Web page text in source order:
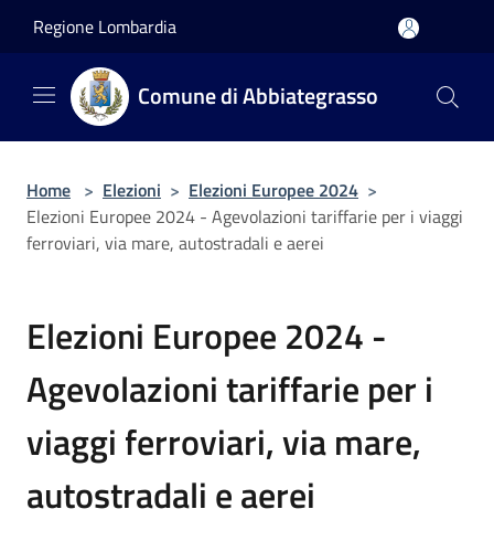
Regione Lombardia
Comune di Abbiategrasso
Home > Elezioni > Elezioni Europee 2024 >
Elezioni Europee 2024 - Agevolazioni tariffarie per i viaggi
ferroviari, via mare, autostradali e aerei
Elezioni Europee 2024 -
Agevolazioni tariffarie per i
viaggi ferroviari, via mare,
autostradali e aerei